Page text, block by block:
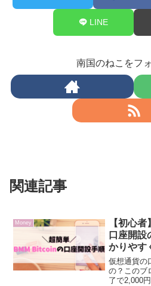
LINE
南国のねこをフ
関連記事
Money
【初心
口座開設
かりやす
仮想通貨の
の？このブ
了で2,000